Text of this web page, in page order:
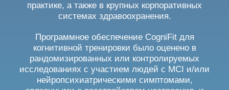
практике, а также в крупных корпоративных
системах здравоохранения.
Программное обеспечение CogniFit для
когнитивной тренировки было оценено в
рандомизированных или контролируемых
исследованиях с участием людей с MCI и/или
нейропсихиатрическими симптомами,